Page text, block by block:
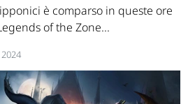
è comparso in queste ore
of the Zone...